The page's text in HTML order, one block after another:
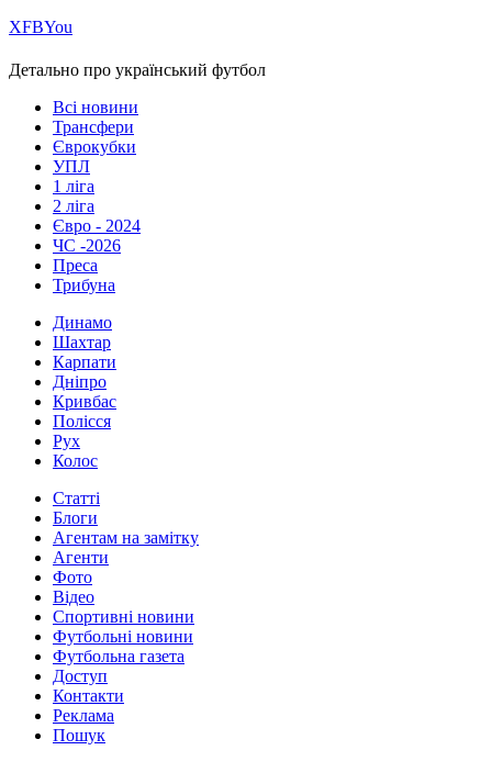
ХFBYou
Детально про український футбол
Всі новини
Трансфери
Єврокубки
УПЛ
1 ліга
2 ліга
Євро - 2024
ЧС -2026
Преса
Трибуна
Динамо
Шахтар
Карпати
Дніпро
Кривбас
Полісся
Рух
Колос
Статті
Блоги
Агентам на замітку
Агенти
Фото
Відео
Спортивні новини
Футбольні новини
Футбольна газета
Доступ
Контакти
Реклама
Пошук